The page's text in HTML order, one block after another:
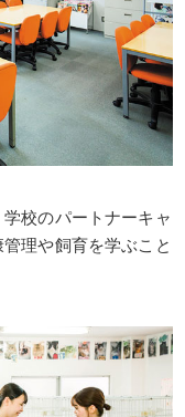
校のパートナーキャ
理や飼育を学ぶこと